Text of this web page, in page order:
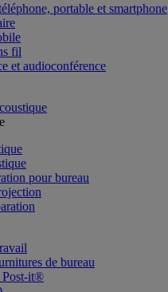
portable et smartphone
fil
et audioconférence
pour bureau
de bureau
Post-it®